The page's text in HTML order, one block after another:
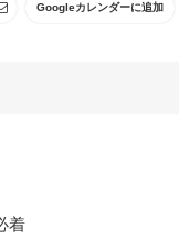
Googleカレンダーに追加
着